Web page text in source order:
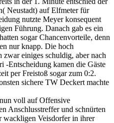
Neustadt) auf Elfmeter für
nutzte Meyer konsequent
Führung. Danach gab es ein
sogar Chancenvorteile, denn
nur knapp. Die hoch
zwar einiges schuldig, aber nach
-Entscheidung kamen die Gäste
per Freistoß sogar zum 0:2.
sichere TW Deckert machte
voll auf Offensive
Anschlusstreffer und schnürten
wackligen Veisdorfer in ihrer